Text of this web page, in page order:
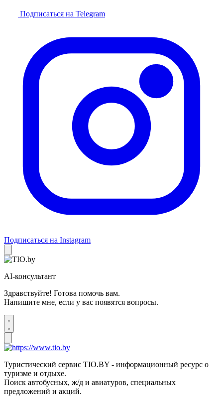
Подписаться на Telegram
Подписаться на Instagram
AI-консультант
Здравствуйте! Готова помочь вам.
Напишите мне, если у вас появятся вопросы.
Туристический сервис TIO.BY - информационный ресурс о
туризме и отдыхе.
Поиск автобусных, ж/д и авиатуров, специальных
предложений и акций.